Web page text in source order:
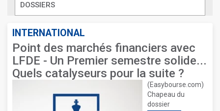
DOSSIERS
INTERNATIONAL
Point des marchés financiers avec
LFDE - Un Premier semestre solide...
Quels catalyseurs pour la suite ?
(Easybourse.com)
Chapeau du
dossier